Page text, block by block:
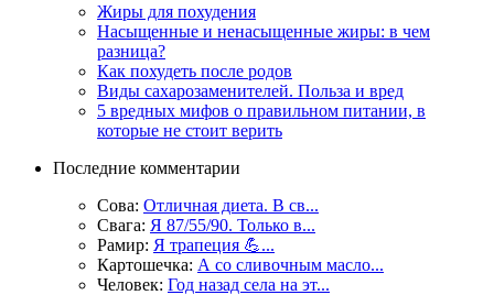
Жиры для похудения
Насыщенные и ненасыщенные жиры: в чем
разница?
Как похудеть после родов
Виды сахарозаменителей. Польза и вред
5 вредных мифов о правильном питании, в
которые не стоит верить
Последние комментарии
Сова: Отличная диета. В св...
Свага: Я 87/55/90. Только в...
Рамир: Я трапеция 💪...
Картошечка: А со сливочным масло...
Человек: Год назад села на эт...